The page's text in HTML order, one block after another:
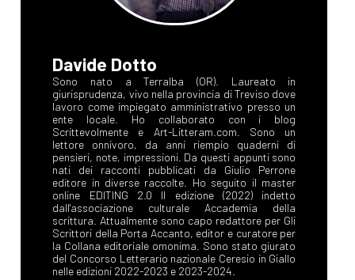
Davide Dotto